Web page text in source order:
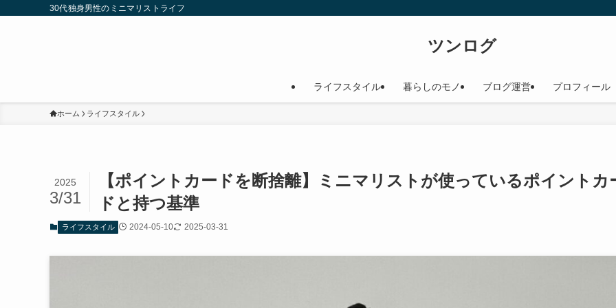
30代独身男性のミニマリストライフ
ツンログ
ライフスタイル 暮らしのモノ ブログ運営 プロフィール
ホーム ライフスタイル
【ポイントカードを断捨離】ミニマリストが使っているポイントカ
ドと持つ基準
2025
3/31
ライフスタイル 2024-05-10 2025-03-31